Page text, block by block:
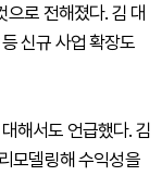
으로 전해졌다. 김 대
신규 사업 확장도
해서도 언급했다. 김
모델링해 수익성을